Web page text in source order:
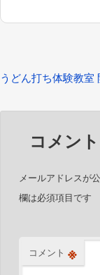
うどん打ち体験教室
コメン
メールアドレスが
欄は必須項目です
コメント ※